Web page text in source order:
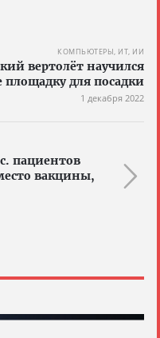
КОМПЬЮТЕРЫ, ИТ, ИИ
вертолёт научился
площадку для посадки
1 декабря 2022
пациентов
вакцины,